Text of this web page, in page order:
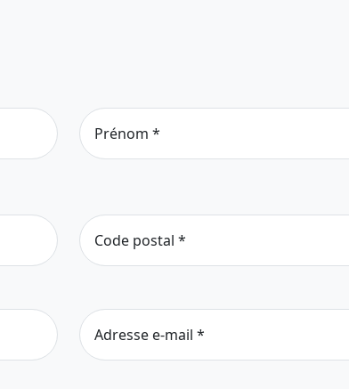
Prénom *
Code postal *
Adresse e-mail *